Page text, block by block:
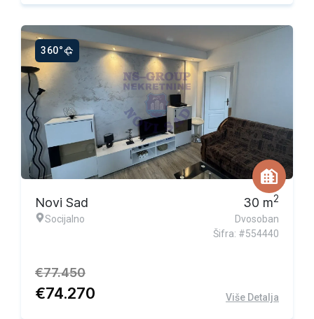
360°
Ekskluzivna ponuda
Novi Sad
Socijalno
30 m2
Dvosoban
Šifra: #554440
€77.450
€74.270 Više Detalja